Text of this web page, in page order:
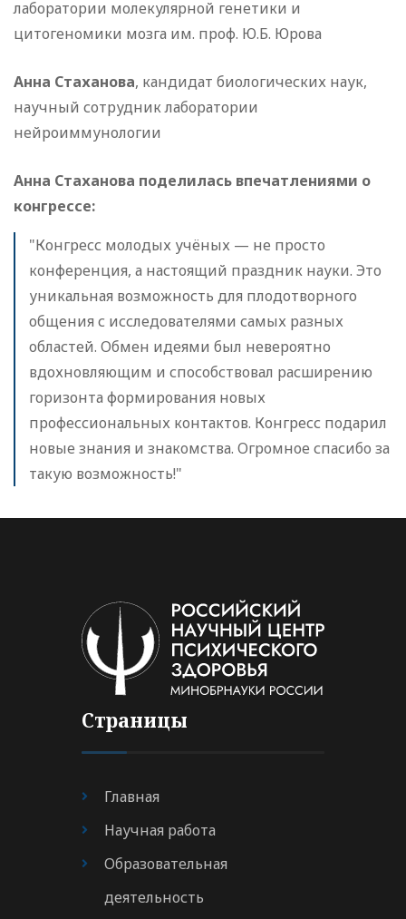
лаборатории молекулярной генетики и
цитогеномики мозга им. проф. Ю.Б. Юрова
Анна Стаханова, кандидат биологических наук,
научный сотрудник лаборатории
нейроиммунологии
Анна Стаханова поделилась впечатлениями о
конгрессе:
"Конгресс молодых учёных — не просто
конференция, а настоящий праздник науки. Это
уникальная возможность для плодотворного
общения с исследователями самых разных
областей. Обмен идеями был невероятно
вдохновляющим и способствовал расширению
горизонта формирования новых
профессиональных контактов. Конгресс подарил
новые знания и знакомства. Огромное спасибо за
такую возможность!"
Страницы
Главная
Научная работа
Образовательная
деятельность